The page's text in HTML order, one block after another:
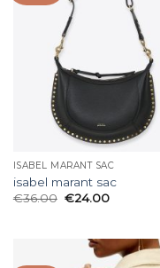
ISABEL MARANT SAC
isabel marant sac
€36.00 €24.00